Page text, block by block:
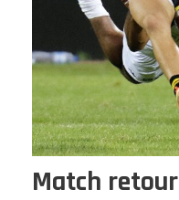
Match retour